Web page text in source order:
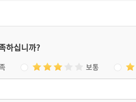
하십니까?
보통